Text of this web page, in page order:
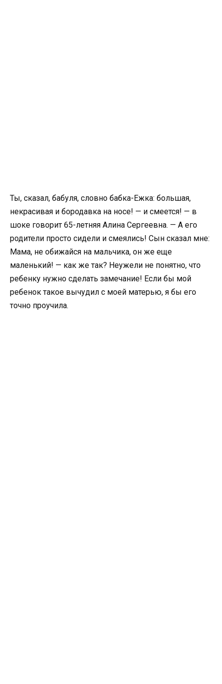
Ты, сказал, бабуля, словно бабка-Ежка: большая,
некрасивая и бородавка на носе! — и смеется! — в
шоке говорит 65-летняя Алина Сергеевна. — А его
родители просто сидели и смеялись! Сын сказал мне:
Мама, не обижайся на мальчика, он же еще
маленький! — как же так? Неужели не понятно, что
ребенку нужно сделать замечание! Если бы мой
ребенок такое вычудил с моей матерью, я бы его
точно проучила.